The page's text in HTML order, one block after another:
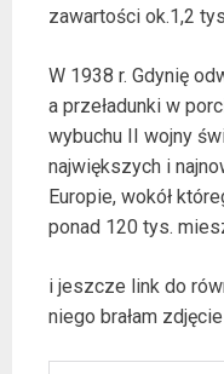
zawartości ok.1,2
W 1938 r. Gdynię
a przeładunki w
wybuchu II wojny
największych i
Europie, wokół
ponad 120 tys.
i jeszcze link do
niego brałam